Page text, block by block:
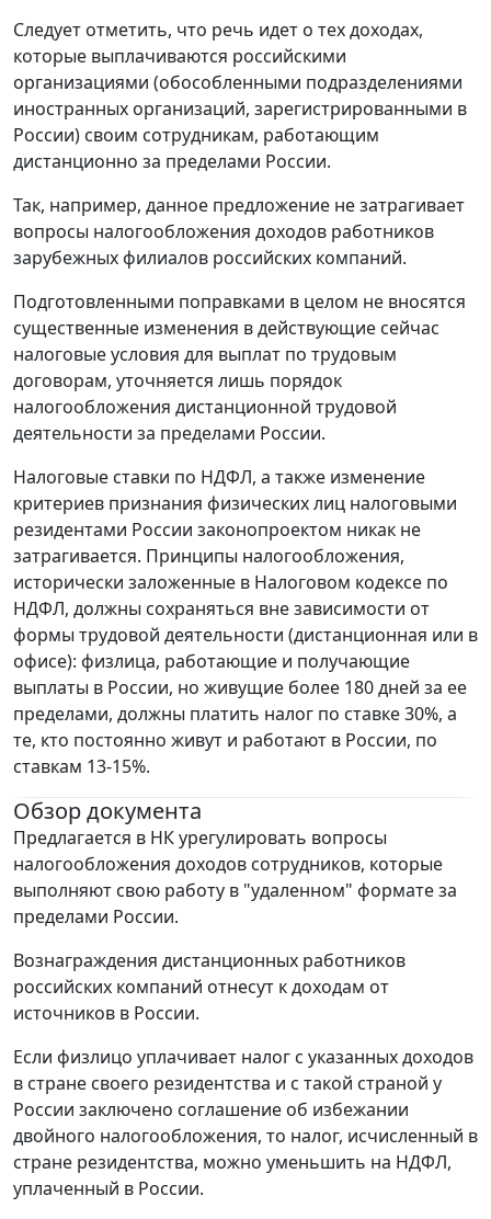
Следует отметить, что речь идет о тех доходах,
которые выплачиваются российскими
организациями (обособленными подразделениями
иностранных организаций, зарегистрированными в
России) своим сотрудникам, работающим
дистанционно за пределами России.
Так, например, данное предложение не затрагивает
вопросы налогообложения доходов работников
зарубежных филиалов российских компаний.
Подготовленными поправками в целом не вносятся
существенные изменения в действующие сейчас
налоговые условия для выплат по трудовым
договорам, уточняется лишь порядок
налогообложения дистанционной трудовой
деятельности за пределами России.
Налоговые ставки по НДФЛ, а также изменение
критериев признания физических лиц налоговыми
резидентами России законопроектом никак не
затрагивается. Принципы налогообложения,
исторически заложенные в Налоговом кодексе по
НДФЛ, должны сохраняться вне зависимости от
формы трудовой деятельности (дистанционная или в
офисе): физлица, работающие и получающие
выплаты в России, но живущие более 180 дней за ее
пределами, должны платить налог по ставке 30%, а
те, кто постоянно живут и работают в России, по
ставкам 13-15%.
Обзор документа
Предлагается в НК урегулировать вопросы
налогообложения доходов сотрудников, которые
выполняют свою работу в "удаленном" формате за
пределами России.
Вознаграждения дистанционных работников
российских компаний отнесут к доходам от
источников в России.
Если физлицо уплачивает налог с указанных доходов
в стране своего резидентства и с такой страной у
России заключено соглашение об избежании
двойного налогообложения, то налог, исчисленный в
стране резидентства, можно уменьшить на НДФЛ,
уплаченный в России.